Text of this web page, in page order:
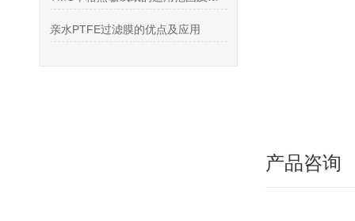
亲水PTFE过滤膜的优点及应用
产品咨询